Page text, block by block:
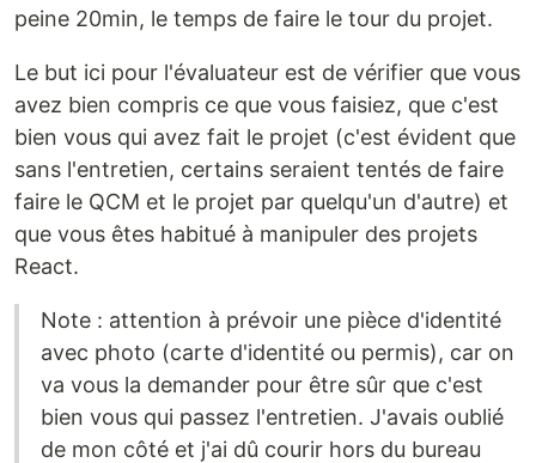
peine 20min, le temps de faire le tour du projet.
Le but ici pour l'évaluateur est de vérifier que vous
avez bien compris ce que vous faisiez, que c'est
bien vous qui avez fait le projet (c'est évident que
sans l'entretien, certains seraient tentés de faire
faire le QCM et le projet par quelqu'un d'autre) et
que vous êtes habitué à manipuler des projets
React.
Note : attention à prévoir une pièce d'identité
avec photo (carte d'identité ou permis), car on
va vous la demander pour être sûr que c'est
bien vous qui passez l'entretien. J'avais oublié
de mon côté et j'ai dû courir hors du bureau